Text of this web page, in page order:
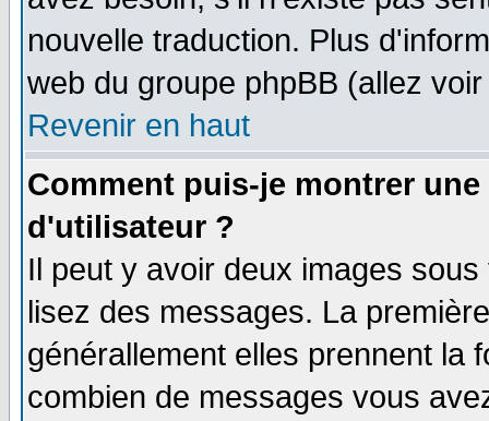
nouvelle traduction. Plus
web du groupe phpBB (allez
Revenir en haut
Comment puis-je montrer
d'utilisateur ?
Il peut y avoir deux images
lisez des messages. La
générallement elles prennent la
combien de messages vous